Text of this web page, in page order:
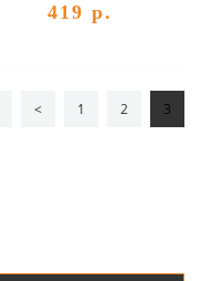
419 р.
< 1 2 3